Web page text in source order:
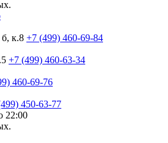
к.8 +7 (499) 460-69-84
+7 (499) 460-63-34
460-69-76
450-63-77
22:00